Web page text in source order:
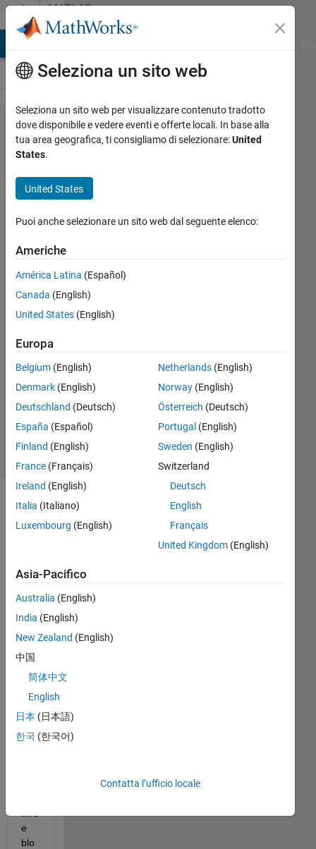
Vai al contenutoMATLAB
Answers
How to start
Simulink
Raspberry Pi
on startup?
Ahmed
6 Mar
2016
Risposta
30 Mar
2017
76
Visualizzazioni
(30 giorni)
hav
e
t a
Sim
ulin
mo
del
e
blo
Seleziona un sito web
Seleziona un sito web per visualizzare contenuto tradotto
dove disponibile e vedere eventi e offerte locali. In base alla
tua area geografica, ti consigliamo di selezionare:United
States.
United States
Puoi anche selezionare un sito web dal seguente elenco:
Americhe
América Latina (Español)
Canada (English)
United States (English)
Europa
Belgium (English)
Denmark (English)
Deutschland (Deutsch)
España (Español)
Finland (English)
France (Français)
Ireland (English)
Italia (Italiano)
Luxembourg (English)
Netherlands(English)
Norway(English)
Österreich (Deutsch)
Portugal (English)
Sweden (English)
Switzerland
Deutsch
English
Français
United Kingdom(English)
Asia-Pacifico
Australia (English)
India (English)
New Zealand (English)
中国
简体中文
English
日本 (日本語)
한국 (한국어)
Contatta l’ufficio locale